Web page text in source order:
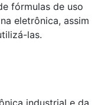
fórmulas de uso
eletrônica, assim
las.
industrial e da